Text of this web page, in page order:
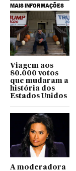
MAIS INFORMAÇÕES
Viagem aos
80.000 votos
que mudaram a
história dos
Estados Unidos
A moderadora